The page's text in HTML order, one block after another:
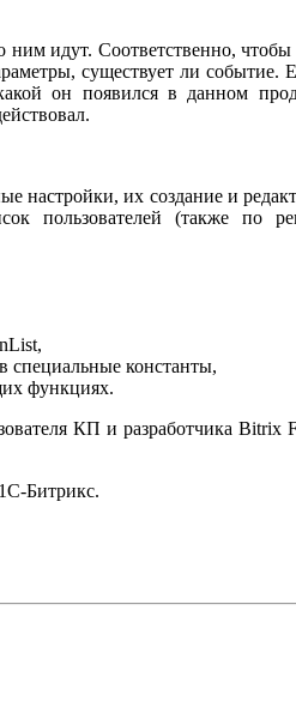
идут. Соответственно, чтобы
существует ли событие.
он появился в данном
настройки, их создание и
пользователей (также по
константы,
функциях.
КП и разработчика Bitrix
Битрикс.